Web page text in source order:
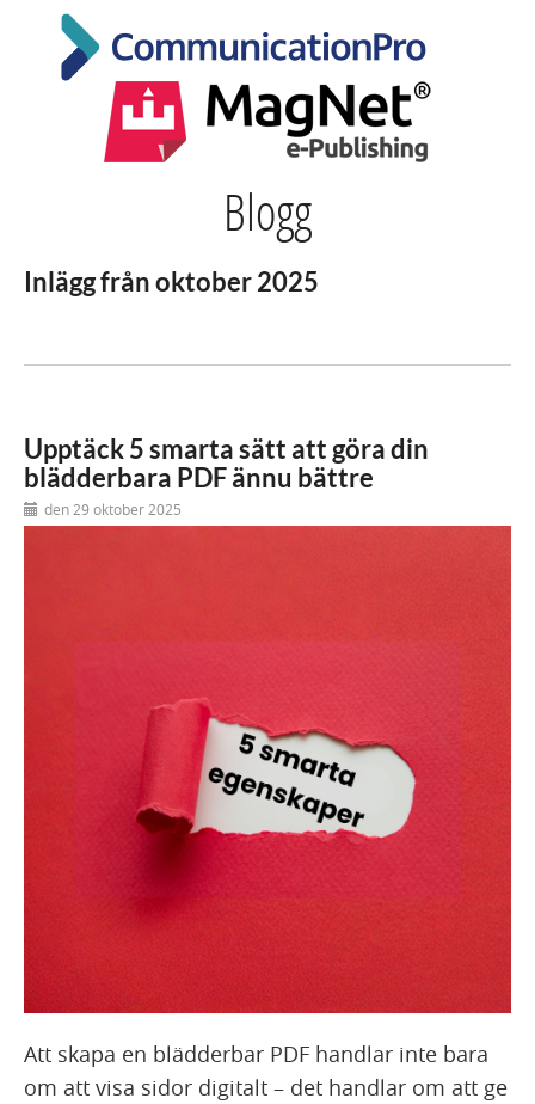
Blogg
Inlägg från oktober 2025
Upptäck 5 smarta sätt att göra din
blädderbara PDF ännu bättre
den 29 oktober 2025
Att skapa en blädderbar PDF handlar inte bara
om att visa sidor digitalt – det handlar om att ge